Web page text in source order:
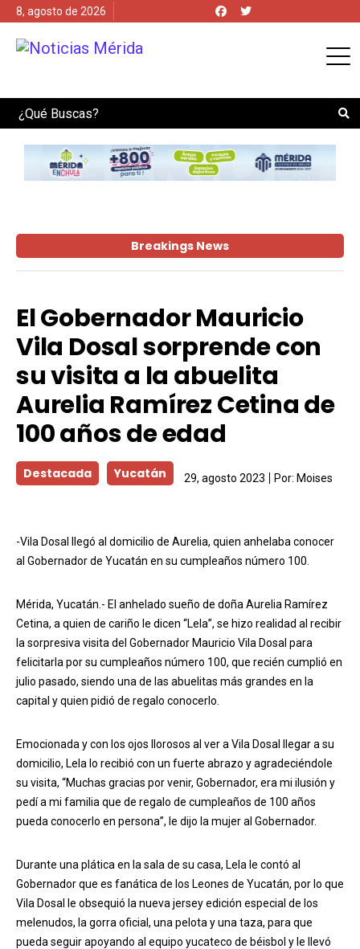
8, agosto de 2026
Search
Breakings News
El Gobernador Mauricio
Vila Dosal sorprende con
su visita a la abuelita
Aurelia Ramírez Cetina de
100 años de edad
Destacada Yucatán 29, agosto 2023 Por: Moises
-Vila Dosal llegó al domicilio de Aurelia, quien anhelaba conocer
al Gobernador de Yucatán en su cumpleaños número 100.
Mérida, Yucatán.- El anhelado sueño de doña Aurelia Ramírez
Cetina, a quien de cariño le dicen “Lela”, se hizo realidad al recibir
la sorpresiva visita del Gobernador Mauricio Vila Dosal para
felicitarla por su cumpleaños número 100, que recién cumplió en
julio pasado, siendo una de las abuelitas más grandes en la
capital y quien pidió de regalo conocerlo.
Emocionada y con los ojos llorosos al ver a Vila Dosal llegar a su
domicilio, Lela lo recibió con un fuerte abrazo y agradeciéndole
su visita, “Muchas gracias por venir, Gobernador, era mi ilusión y
pedí a mi familia que de regalo de cumpleaños de 100 años
pueda conocerlo en persona”, le dijo la mujer al Gobernador.
Durante una plática en la sala de su casa, Lela le contó al
Gobernador que es fanática de los Leones de Yucatán, por lo que
Vila Dosal le obsequió la nueva jersey edición especial de los
melenudos, la gorra oficial, una pelota y una taza, para que
pueda seguir apoyando al equipo yucateco de béisbol y le llevó